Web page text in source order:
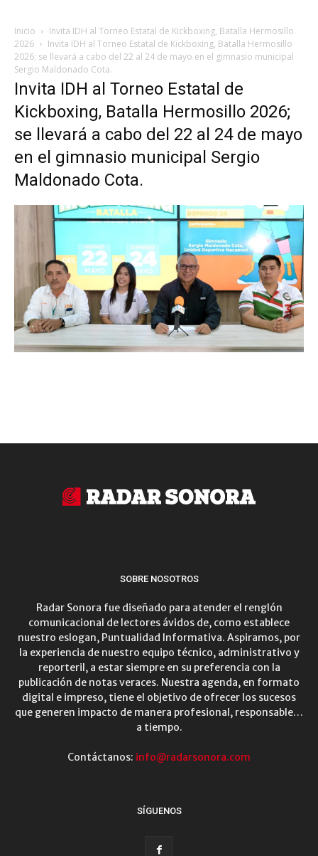
Inicio
Invita IDH al Torneo Estatal de Kickboxing, Batalla Hermosillo
2026
Invita IDH al Torneo Estatal de Kickboxing, Batalla Hermosillo
2026; se llevará a cabo del 22 al 24 de mayo en el gimnasio municipal
Sergio Maldonado Cota.
Invita IDH al Torneo Estatal de
Kickboxing, Batalla Hermosillo 2026;
se llevará a cabo del 22 al 24 de mayo
en el gimnasio municipal Sergio
Maldonado Cota.
SOBRE NOSOTROS
Radar Sonora fue diseñado para atender el renglón
comunicacional de lectores ávidos de, como establece
nuestro eslogan, Puntualidad Informativa. Aspiramos, por
la experiencia de nuestro equipo técnico, administrativo y
reporteril, a estar siempre en su preferencia con la
publicación de notas veraces. Nuestra agenda, en formato
digital e impreso, tiene el objetivo de ofrecer los sucesos
que generen impacto de manera profesional, responsable…
a tiempo.
Contáctanos: info@radarsonora.com
SÍGUENOS